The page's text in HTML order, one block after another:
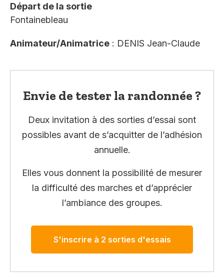
Départ de la sortie
Fontainebleau
Animateur/Animatrice : DENIS Jean-Claude
Envie de tester la randonnée ?
Deux invitation à des sorties d’essai sont
possibles avant de s’acquitter de l’adhésion
annuelle.
Elles vous donnent la possibilité de mesurer
la difficulté des marches et d’apprécier
l’ambiance des groupes.
S'inscrire à 2 sorties d'essais